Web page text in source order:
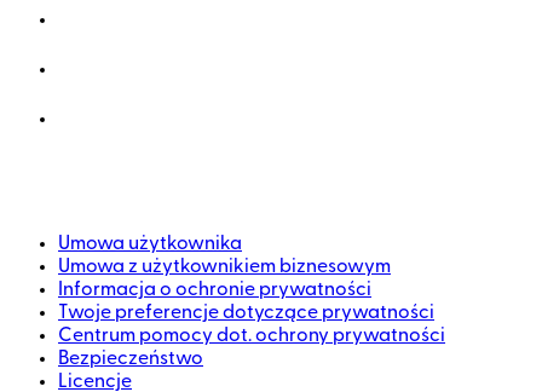
Umowa użytkownika
Umowa z użytkownikiem biznesowym
Informacja o ochronie prywatności
Twoje preferencje dotyczące prywatności
Centrum pomocy dot. ochrony prywatności
Bezpieczeństwo
Licencje